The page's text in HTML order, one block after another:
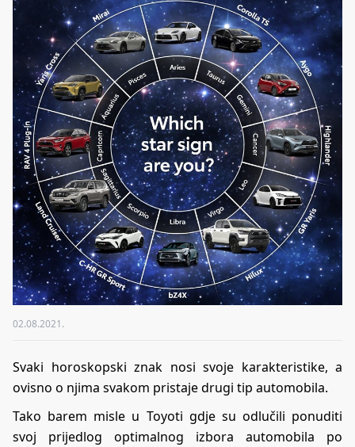
02.08.2021.
Svaki horoskopski znak nosi svoje karakteristike, a
ovisno o njima svakom pristaje drugi tip automobila.
Tako barem misle u Toyoti gdje su odlučili ponuditi
svoj prijedlog optimalnog izbora automobila po